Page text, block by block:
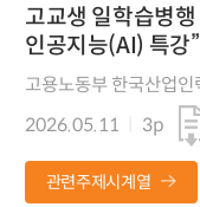
고교생 일학습병
인공지능(AI) 특강
고용노동부 한국산업
2026.05.11
3p
관련주제시계열